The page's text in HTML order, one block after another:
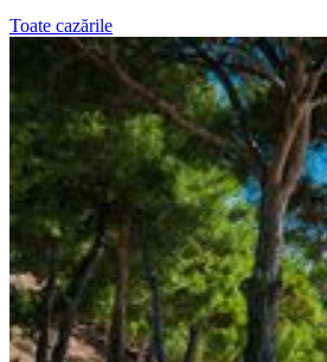
Toate cazările